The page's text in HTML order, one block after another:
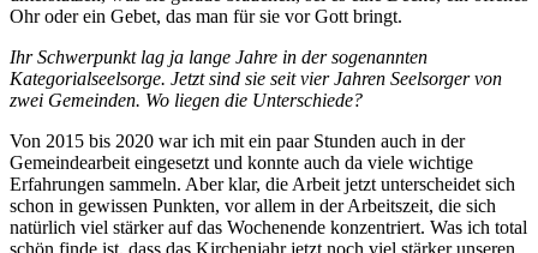
Ohr oder ein Gebet, das man für sie vor Gott bringt.
Ihr Schwerpunkt lag ja lange Jahre in der sogenannten
Kategorialseelsorge. Jetzt sind sie seit vier Jahren Seelsorger von
zwei Gemeinden. Wo liegen die Unterschiede?
Von 2015 bis 2020 war ich mit ein paar Stunden auch in der
Gemeindearbeit eingesetzt und konnte auch da viele wichtige
Erfahrungen sammeln. Aber klar, die Arbeit jetzt unterscheidet sich
schon in gewissen Punkten, vor allem in der Arbeitszeit, die sich
natürlich viel stärker auf das Wochenende konzentriert. Was ich total
schön finde ist, dass das Kirchenjahr jetzt noch viel stärker unseren